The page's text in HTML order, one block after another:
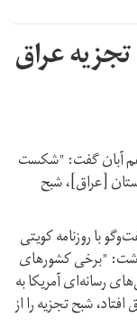
عراق
آبان‌ گفت: "شکست
[عراق]، شبح
با روزنامه کویتی
"برخی کشورهای
رسانه‌ای آمریکا به
افتاد، شبح تجزیه را از